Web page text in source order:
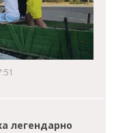
легендарно